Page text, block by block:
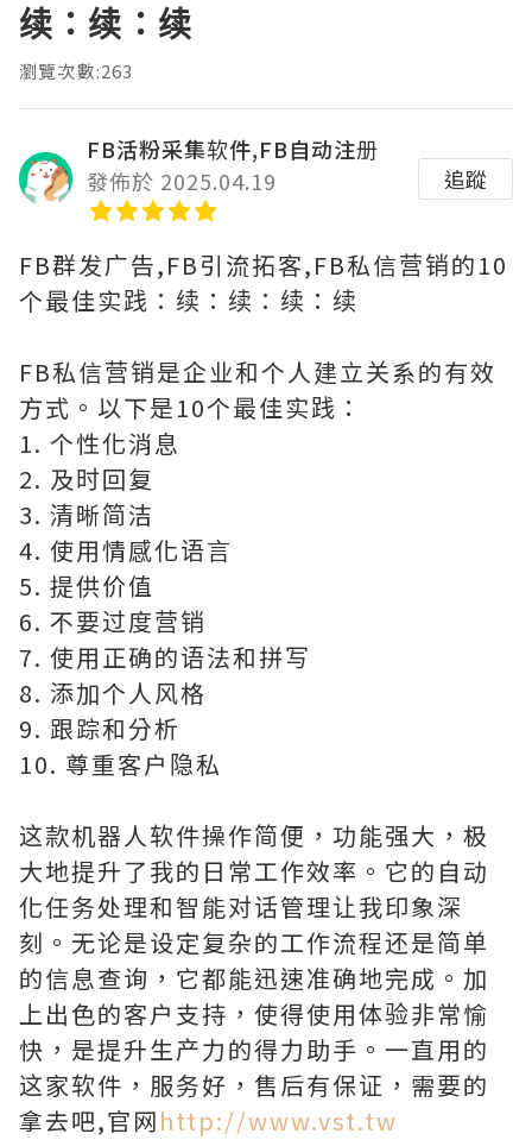
续：续：续
瀏覽次數:263
FB活粉采集软件,FB自动注册
發佈於 2025.04.19
追蹤
FB群发广告,FB引流拓客,FB私信营销的10
个最佳实践：续：续：续：续
FB私信营销是企业和个人建立关系的有效
方式。以下是10个最佳实践：
1. 个性化消息
2. 及时回复
3. 清晰简洁
4. 使用情感化语言
5. 提供价值
6. 不要过度营销
7. 使用正确的语法和拼写
8. 添加个人风格
9. 跟踪和分析
10. 尊重客户隐私
这款机器人软件操作简便，功能强大，极
大地提升了我的日常工作效率。它的自动
化任务处理和智能对话管理让我印象深
刻。无论是设定复杂的工作流程还是简单
的信息查询，它都能迅速准确地完成。加
上出色的客户支持，使得使用体验非常愉
快，是提升生产力的得力助手。一直用的
这家软件，服务好，售后有保证，需要的
拿去吧,官网http://www.vst.tw